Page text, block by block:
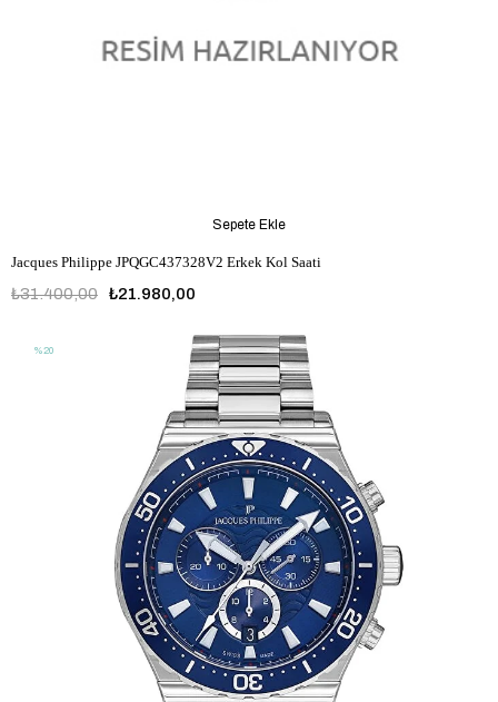
Jacques Philippe JPQGC437328V2 Erkek Kol Saati
₺21.980,00
₺31.400,00
Sepete Ekle
%20